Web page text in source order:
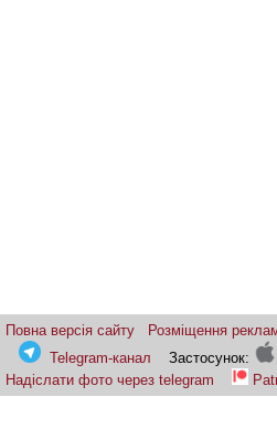
Повна версія сайту Розміщення
Telegram-канал
Застосунок:
Надіслати фото через telegram